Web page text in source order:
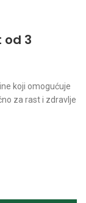
od 3
koji omogućuje
za rast i zdravlje